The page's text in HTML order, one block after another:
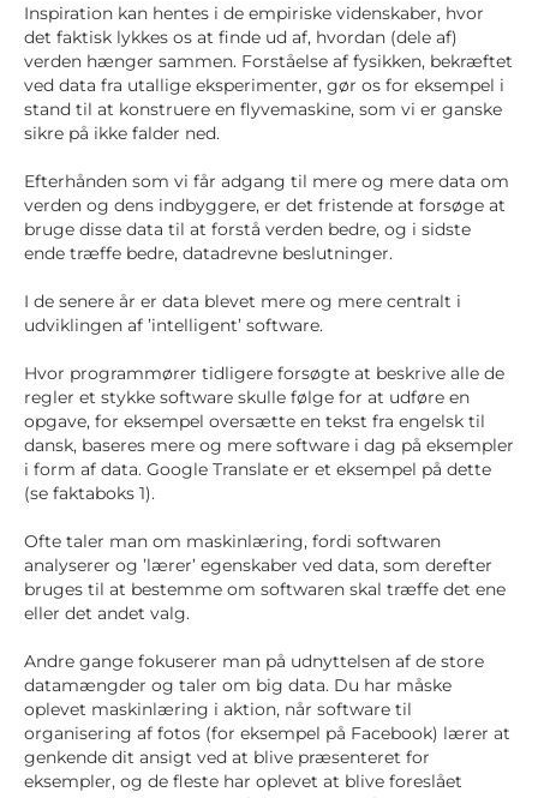
Inspiration kan hentes i de empiriske videnskaber, hvor
det faktisk lykkes os at finde ud af, hvordan (dele af)
verden hænger sammen. Forståelse af fysikken, bekræftet
ved data fra utallige eksperimenter, gør os for eksempel i
stand til at konstruere en flyvemaskine, som vi er ganske
sikre på ikke falder ned.
Efterhånden som vi får adgang til mere og mere data om
verden og dens indbyggere, er det fristende at forsøge at
bruge disse data til at forstå verden bedre, og i sidste
ende træffe bedre, datadrevne beslutninger.
I de senere år er data blevet mere og mere centralt i
udviklingen af ’intelligent’ software.
Hvor programmører tidligere forsøgte at beskrive alle de
regler et stykke software skulle følge for at udføre en
opgave, for eksempel oversætte en tekst fra engelsk til
dansk, baseres mere og mere software i dag på eksempler
i form af data. Google Translate er et eksempel på dette
(se faktaboks 1).
Ofte taler man om maskinlæring, fordi softwaren
analyserer og ’lærer’ egenskaber ved data, som derefter
bruges til at bestemme om softwaren skal træffe det ene
eller det andet valg.
Andre gange fokuserer man på udnyttelsen af de store
datamængder og taler om big data. Du har måske
oplevet maskinlæring i aktion, når software til
organisering af fotos (for eksempel på Facebook) lærer at
genkende dit ansigt ved at blive præsenteret for
eksempler, og de fleste har oplevet at blive foreslået